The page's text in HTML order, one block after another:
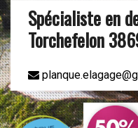
Spécialiste en
Torchefelon